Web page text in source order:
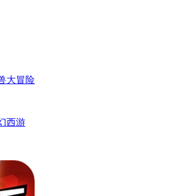
大冒险
西游